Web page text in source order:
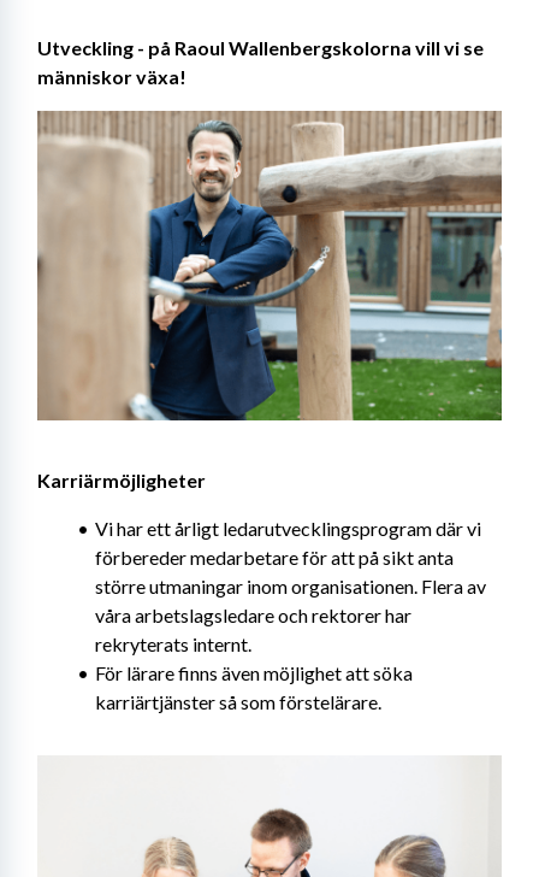
Utveckling - på Raoul Wallenbergskolorna vill vi se
människor växa!
Karriärmöjligheter
Vi har ett årligt ledarutvecklingsprogram där vi
förbereder medarbetare för att på sikt anta
större utmaningar inom organisationen. Flera av
våra arbetslagsledare och rektorer har
rekryterats internt.
För lärare finns även möjlighet att söka
karriärtjänster så som förstelärare.